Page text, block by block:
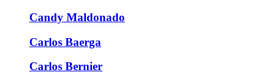
Candy Maldonado
Carlos Baerga
Carlos Bernier